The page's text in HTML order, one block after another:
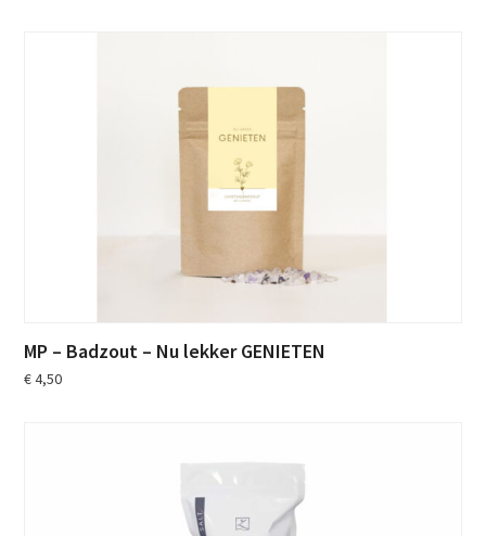
MP – Badzout – Nu lekker GENIETEN
€4,50